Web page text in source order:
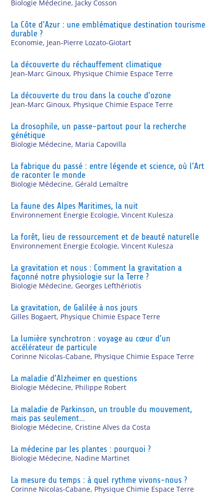
Biologie Médecine, Jacky Cosson
La Côte d’Azur : une emblématique destination tourisme
durable ?
Economie, Jean-Pierre Lozato-Giotart
La découverte du réchauffement climatique
Jean-Marc Ginoux, Physique Chimie Espace Terre
La découverte du trou dans la couche d’ozone
Jean-Marc Ginoux, Physique Chimie Espace Terre
La drosophile, un passe-partout pour la recherche
génétique
Biologie Médecine, Maria Capovilla
La fabrique du passé : entre légende et science, où l’Art
de raconter le monde
Biologie Médecine, Gérald Lemaître
La faune des Alpes Maritimes, la nuit
Environnement Energie Ecologie,Vincent Kulesza
La forêt, lieu de ressourcement et de beauté naturelle
Environnement Energie Ecologie,Vincent Kulesza
La gravitation et nous : Comment la gravitation a
façonné notre physiologie sur la Terre ?
Biologie Médecine, Georges Lefthériotis
La gravitation, de Galilée à nos jours
Gilles Bogaert, Physique Chimie Espace Terre
La lumière synchrotron : voyage au cœur d’un
accélérateur de particule
Corinne Nicolas-Cabane, Physique Chimie Espace Terre
La maladie d’Alzheimer en questions
Biologie Médecine, Philippe Robert
La maladie de Parkinson, un trouble du mouvement,
mais pas seulement…
Biologie Médecine, Cristine Alves da Costa
La médecine par les plantes : pourquoi ?
Biologie Médecine, Nadine Martinet
La mesure du temps : à quel rythme vivons-nous ?
Corinne Nicolas-Cabane, Physique Chimie Espace Terre